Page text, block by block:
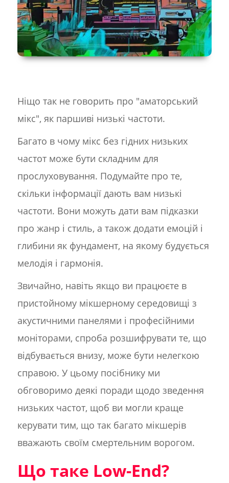
Ніщо так не говорить про "аматорський
мікс", як паршиві низькі частоти.
Багато в чому мікс без гідних низьких
частот може бути складним для
прослуховування. Подумайте про те,
скільки інформації дають вам низькі
частоти. Вони можуть дати вам підказки
про жанр і стиль, а також додати емоцій і
глибини як фундамент, на якому будується
мелодія і гармонія.
Звичайно, навіть якщо ви працюєте в
пристойному мікшерному середовищі з
акустичними панелями і професійними
моніторами, спроба розшифрувати те, що
відбувається внизу, може бути нелегкою
справою. У цьому посібнику ми
обговоримо деякі поради щодо зведення
низьких частот, щоб ви могли краще
керувати тим, що так багато мікшерів
вважають своїм смертельним ворогом.
Що таке Low-End?